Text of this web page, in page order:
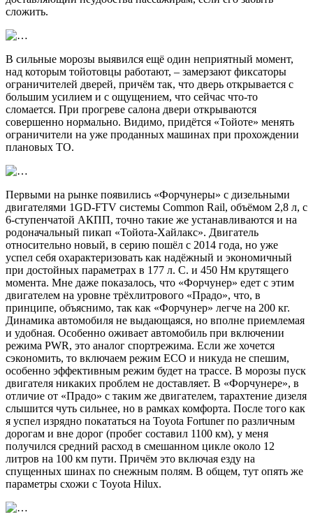
сложить.
В сильные морозы выявился ещё один неприятный момент,
над которым тойотовцы работают, – замерзают фиксаторы
ограничителей дверей, причём так, что дверь открывается с
большим усилием и с ощущением, что сейчас что-то
сломается. При прогреве салона двери открываются
совершенно нормально. Видимо, придётся «Тойоте» менять
ограничители на уже проданных машинах при прохождении
плановых ТО.
Первыми на рынке появились «Форчунеры» с дизельными
двигателями 1GD-FTV системы Common Rail, объёмом 2,8 л, с
6-ступенчатой АКПП, точно такие же устанавливаются и на
родоначальный пикап «Тойота-Хайлакс». Двигатель
относительно новый, в серию пошёл с 2014 года, но уже
успел себя охарактеризовать как надёжный и экономичный
при достойных параметрах в 177 л. С. и 450 Нм крутящего
момента. Мне даже показалось, что «Форчунер» едет с этим
двигателем на уровне трёхлитрового «Прадо», что, в
принципе, объяснимо, так как «Форчунер» легче на 200 кг.
Динамика автомобиля не выдающаяся, но вполне приемлемая
и удобная. Особенно оживает автомобиль при включении
режима PWR, это аналог спортрежима. Если же хочется
сэкономить, то включаем режим ECO и никуда не спешим,
особенно эффективным режим будет на трассе. В морозы пуск
двигателя никаких проблем не доставляет. В «Форчунере», в
отличие от «Прадо» с таким же двигателем, тарахтение дизеля
слышится чуть сильнее, но в рамках комфорта. После того как
я успел изрядно покататься на Toyota Fortuner по различным
дорогам и вне дорог (пробег составил 1100 км), у меня
получился средний расход в смешанном цикле около 12
литров на 100 км пути. Причём это включая езду на
спущенных шинах по снежным полям. В общем, тут опять же
параметры схожи с Toyota Hilux.